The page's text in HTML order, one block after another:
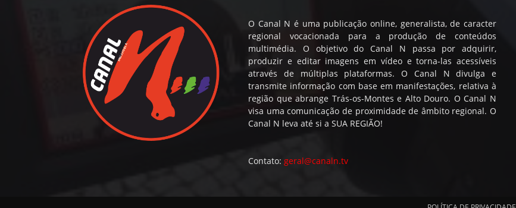
O Canal N é uma publicação online, generalista, de caracter
regional vocacionada para a produção de conteúdos
multimédia. O objetivo do Canal N passa por adquirir,
produzir e editar imagens em vídeo e torna-las acessíveis
através de múltiplas plataformas. O Canal N divulga e
transmite informação com base em manifestações, relativa à
região que abrange Trás-os-Montes e Alto Douro. O Canal N
visa uma comunicação de proximidade de âmbito regional. O
Canal N leva até si a SUA REGIÃO!
Contato: geral@canaln.tv